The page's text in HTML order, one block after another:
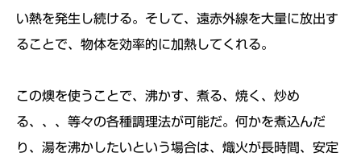
い熱を発生し続ける。そして、遠赤外線を大量に放出す
ることで、物体を効率的に加熱してくれる。
この燠を使うことで、沸かす、煮る、焼く、炒め
る、、、等々の各種調理法が可能だ。何かを煮込んだ
り、湯を沸かしたいという場合は、熾火が長時間、安定